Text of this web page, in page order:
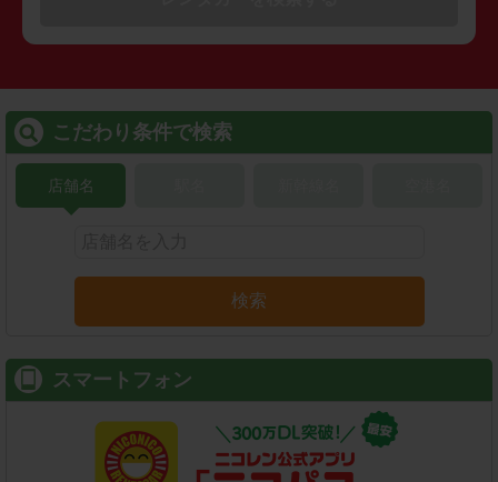
こだわり条件で検索
店舗名
検索
スマートフォン